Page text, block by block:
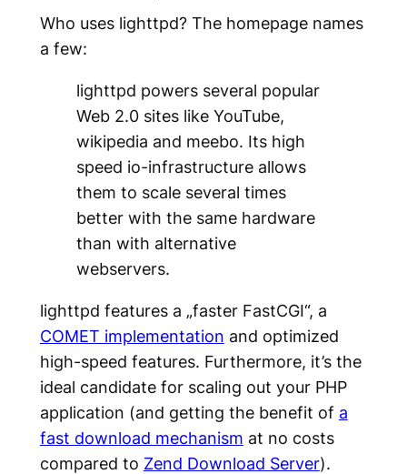
Who uses lighttpd? The homepage names
a few:
lighttpd powers several popular
Web 2.0 sites like YouTube,
wikipedia and meebo. Its high
speed io-infrastructure allows
them to scale several times
better with the same hardware
than with alternative
webservers.
lighttpd features a „faster FastCGI“, a
COMET implementation and optimized
high-speed features. Furthermore, it’s the
ideal candidate for scaling out your PHP
application (and getting the benefit of a
fast download mechanism at no costs
compared to Zend Download Server).